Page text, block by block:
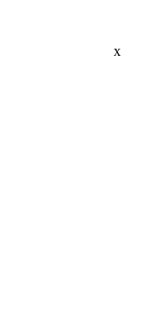
x